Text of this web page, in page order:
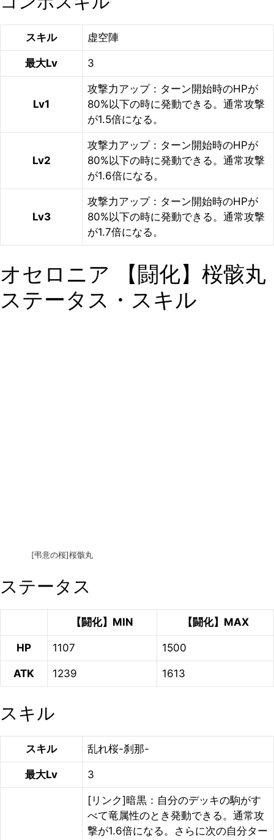
スキル 虚空陣
最大Lv 3
Lv1
攻撃力アップ：ターン開始時のHPが
80%以下の時に発動できる。通常攻撃
が1.5倍になる。
Lv2
攻撃力アップ：ターン開始時のHPが
80%以下の時に発動できる。通常攻撃
が1.6倍になる。
Lv3
攻撃力アップ：ターン開始時のHPが
80%以下の時に発動できる。通常攻撃
が1.7倍になる。
オセロニア 【闘化】桜骸丸
ステータス・スキル
[弔意の桜]桜骸丸
ステータス
【闘化】MIN 【闘化】MAX
HP 1107 1500
ATK 1239 1613
スキル
スキル 乱れ桜-刹那-
最大Lv 3
[リンク]暗黒：自分のデッキの駒がす
べて竜属性のとき発動できる。通常攻
撃が1.6倍になる。さらに次の自分ター